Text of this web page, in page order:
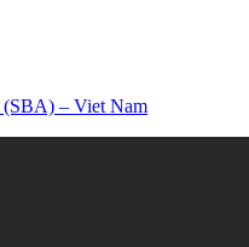
(SBA) – Viet Nam